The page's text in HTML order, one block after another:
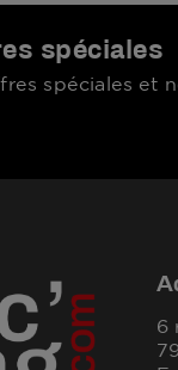
spéciales
spéciales et
6